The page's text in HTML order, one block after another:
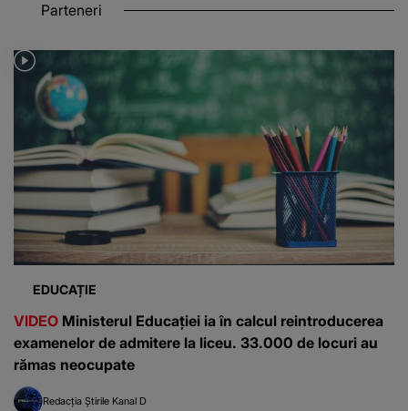
Parteneri
EDUCAȚIE
VIDEO Ministerul Educației ia în calcul reintroducerea
examenelor de admitere la liceu. 33.000 de locuri au
rămas neocupate
Redacția Știrile Kanal D